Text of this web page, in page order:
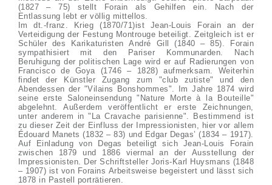
(1827 – 75) stellt Forain als Gehilfen ein. Nach der
Entlassung lebt er völlig mittellos.
Im dt.-franz. Krieg (1870/71)ist Jean-Louis Forain an der
Verteidigung der Festung Montrouge beteiligt. Zeitgleich ist er
Schüler des Karikaturisten André Gill (1840 – 85). Forain
sympathisiert mit den Pariser Kommunarden. Nach
Beruhigung der politischen Lage wird er auf Radierungen von
Francisco de Goya (1746 – 1828) aufmerksam. Weiterhin
findet der Künstler Zugang zum "club zutiste" und den
Abendessen der "Vilains Bonshommes". Im Jahre 1874 wird
seine erste Saloneinsendung "Nature Morte à la Bouteille"
abgelehnt. Außerdem veröffentlicht er erste Zeichnungen,
unter anderem in "La Cravache parisienne". Bestimmend ist
zu dieser Zeit der Einfluss der Impressionisten, hier vor allem
Édouard Manets (1832 – 83) und Edgar Degas’ (1834 – 1917).
Auf Einladung von Degas beteiligt sich Jean-Louis Forain
zwischen 1879 und 1886 viermal an der Ausstellung der
Impressionisten. Der Schriftsteller Joris-Karl Huysmans (1848
– 1907) ist von Forains Arbeitsweise begeistert und lässt sich
1878 in Pastell porträtieren.